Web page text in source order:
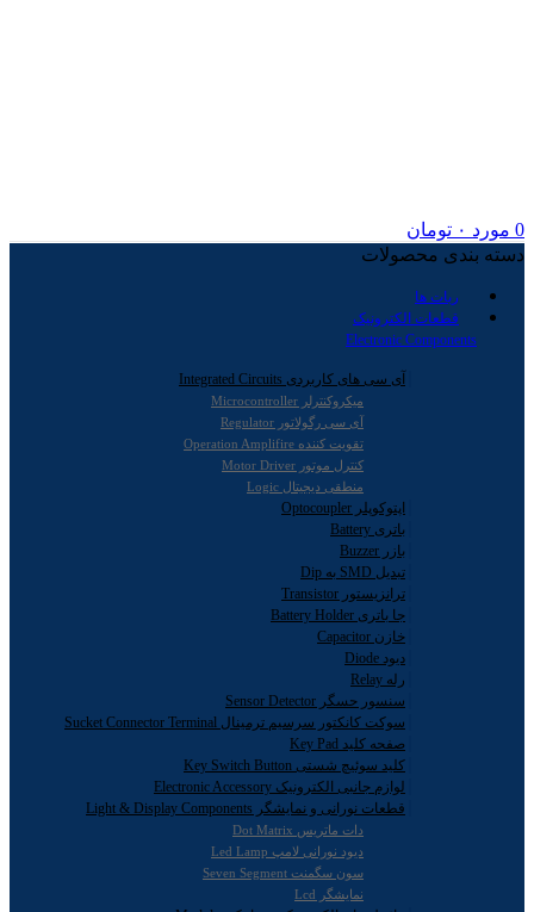
0 مورد ۰ تومان
دسته بندی محصولات
ربات ها
قطعات الکترونیک
Electronic Components
آی سی های کاربردی Integrated Circuits
میکروکنترلر Microcontroller
آی سی رگولاتور Regulator
تقویت کننده Operation Amplifire
کنترل موتور Motor Driver
منطقی دیجیتال Logic
اپتوکوپلر Optocoupler
باتری Battery
بازر Buzzer
تبدیل SMD به Dip
ترانزیستور Transistor
جا باتری Battery Holder
خازن Capacitor
دیود Diode
رله Relay
سنسور حسگر Sensor Detector
سوکت کانکتور سرسیم ترمینال Sucket Connector Terminal
صفحه کلید Key Pad
کلید سوئیچ شستی Key Switch Button
لوازم جانبی الکترونیک Electronic Accessory
قطعات نورانی و نمایشگر Light & Display Components
دات ماتریس Dot Matrix
دیود نورانی لامپ Led Lamp
سون سگمنت Seven Segment
نمایشگر Lcd